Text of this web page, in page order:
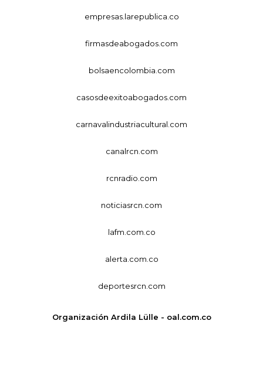
empresas.larepublica.co
firmasdeabogados.com
bolsaencolombia.com
casosdeexitoabogados.com
carnavalindustriacultural.com
canalrcn.com
rcnradio.com
noticiasrcn.com
lafm.com.co
alerta.com.co
deportesrcn.com
Organización Ardila Lülle - oal.com.co